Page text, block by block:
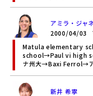
アミラ・ジャ
2000/04/03
Matula elementary
school→Paul vi high
ナ州大→Baxi Ferrol→
新井 希寧